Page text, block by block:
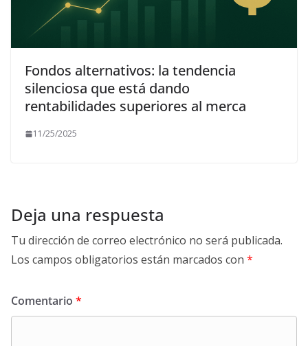
Fondos alternativos: la tendencia
silenciosa que está dando
rentabilidades superiores al merca
11/25/2025
Deja una respuesta
Tu dirección de correo electrónico no será publicada.
Los campos obligatorios están marcados con *
Comentario *